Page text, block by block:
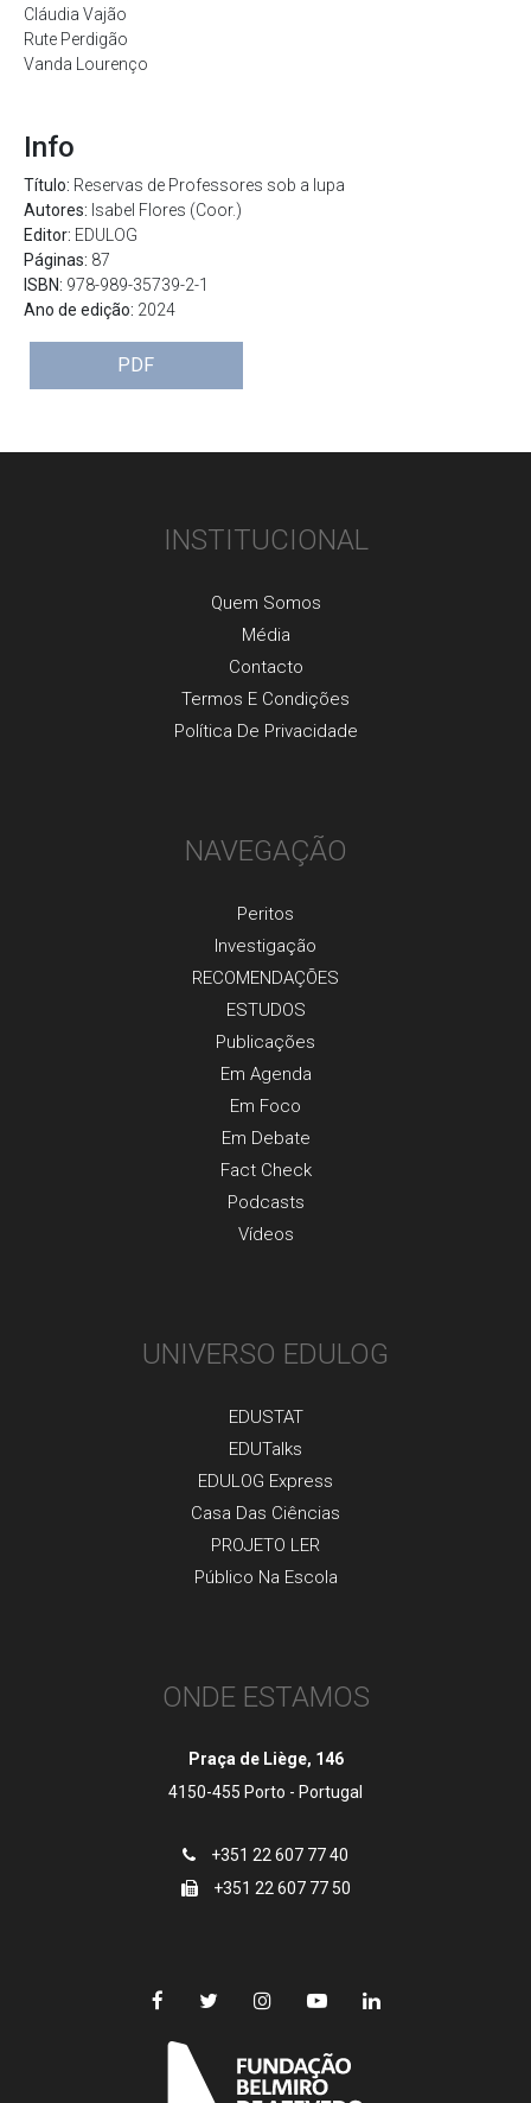
Cláudia Vajão
Rute Perdigão
Vanda Lourenço
Info
Título: Reservas de Professores sob a lupa
Autores: Isabel Flores (Coor.)
Editor: EDULOG
Páginas: 87
ISBN: 978-989-35739-2-1
Ano de edição: 2024
PDF
INSTITUCIONAL
Quem Somos
Média
Contacto
Termos E Condições
Política De Privacidade
NAVEGAÇÃO
Peritos
Investigaçãо
RECOMENDAÇÕES
ESTUDOS
Publicaçõеs
Em Agenda
Em Foco
Em Debate
Fact Check
Podcasts
Vídeos
UNIVERSO EDULOG
EDUSTAT
EDUTalks
EDULOG Express
Casa Das Ciências
PROJETO LER
Público Na Escola
ONDE ESTAMOS
Praça de Liège, 146
4150-455 Porto - Portugal
+351 22 607 77 40
+351 22 607 77 50